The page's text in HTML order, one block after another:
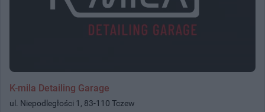
K-mila Detailing Garage
ul. Niepodległości 1, 83-110 Tczew